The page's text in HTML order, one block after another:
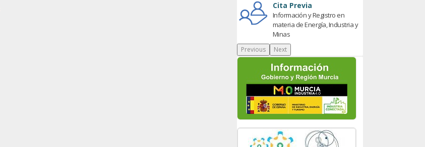
Cita Previa
Información y Registro en
materia de Energía, Industria y
Minas
Previous Next